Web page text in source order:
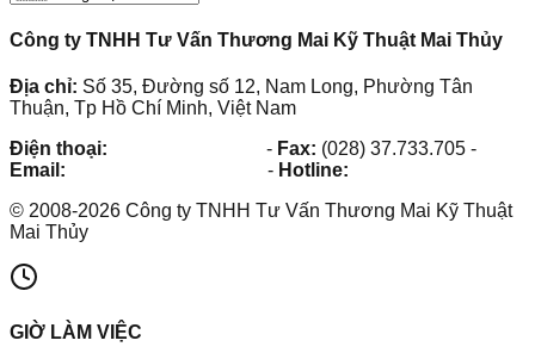
Công ty TNHH Tư Vấn Thương Mai Kỹ Thuật Mai Thủy
Địa chỉ: Số 35, Đường số 12, Nam Long, Phường Tân
Thuận, Tp Hồ Chí Minh, Việt Nam
Điện thoại:
- Fax: (028) 37.733.705 -
Email:
- Hotline:
© 2008-2026 Công ty TNHH Tư Vấn Thương Mai Kỹ Thuật
Mai Thủy
GIỜ LÀM VIỆC